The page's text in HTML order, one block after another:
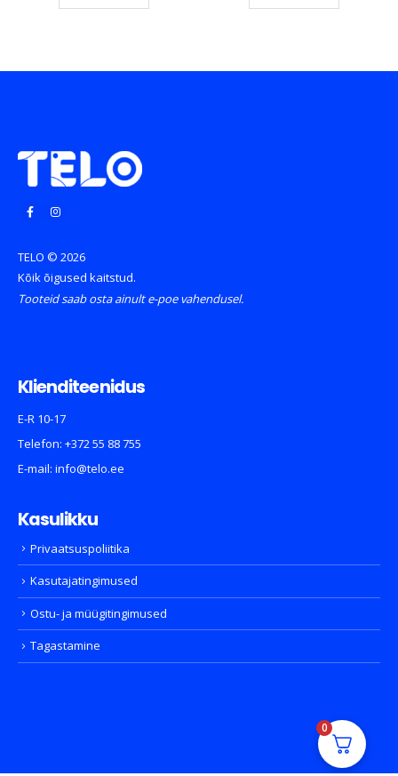
TELO © 2026
Kõik õigused kaitstud.
Tooteid saab osta ainult e-poe vahendusel.
Klienditeenidus
E-R 10-17
Telefon: +372 55 88 755
E-mail: info@telo.ee
Kasulikku
Privaatsuspoliitika
Kasutajatingimused
Ostu- ja müügitingimused
Tagastamine
0